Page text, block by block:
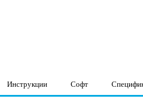
Инструкции Софт